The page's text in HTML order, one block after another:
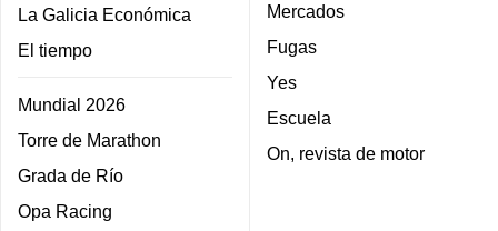
La Galicia Económica
El tiempo
Mundial 2026
Torre de Marathon
Grada de Río
Opa Racing
Mercados
Fugas
Yes
Escuela
On, revista de motor